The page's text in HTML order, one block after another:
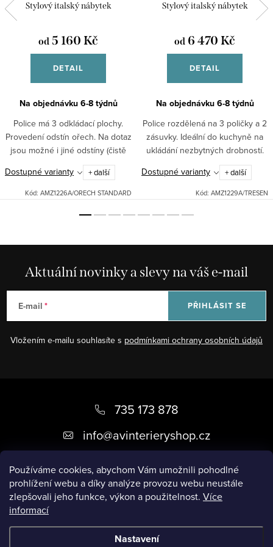
Používáme cookies, abychom Vám umožnili pohodlné
prohlížení webu a díky analýze provozu webu neustále
zlepšovali jeho funkce, výkon a použitelnost. Více
informací
Nastavení
Stylový italský nábytek
od 5 160 Kč
DETAIL
Na objednávku 6-8 týdnů
Police má 3 odkládací plochy.
Provedení odstín ořech. Na dotaz
jsou možné i jiné odstíny (čistě
bílá, bílá patina, slonová kost,
apod.)Použité materiály: masív v
kombinaci s...
Dostupné varianty + další
Kód: AMZ1226A/ORECH STANDARD
Stylový italský nábytek
od 6 470 Kč
DETAIL
Na objednávku 6-8 týdnů
Police rozdělená na 3 poličky a 2
zásuvky. Ideální do kuchyně na
ukládání nezbytných drobností.
Provedení odstín ořech. Na dotaz
jsou možné i jiné odstíny (čistě
bílá, bílá...
Dostupné varianty + další
Kód: AMZ1229A/TRESEN
Aktuální novinky a slevy na váš e-mail
E-mail
Vložením e-mailu souhlasíte s podmínkami ochrany osobních údajů
PŘIHLÁSIT SE
a
735 173 878
info@avinterieryshop.cz
Užitečné informace